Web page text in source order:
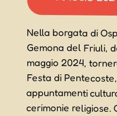
Nella borgata di
Gemona del Friuli,
maggio 2024, tornerà
Festa di Pentecoste,
appuntamenti
cerimonie religiose.
cortile del Priorato
“amatissime” piadine
presentazioni di libri e